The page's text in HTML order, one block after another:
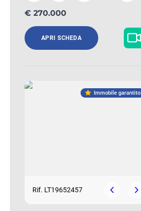
€ 270.000
APRI SCHEDA
Immobile garantito
Rif. LT19652457